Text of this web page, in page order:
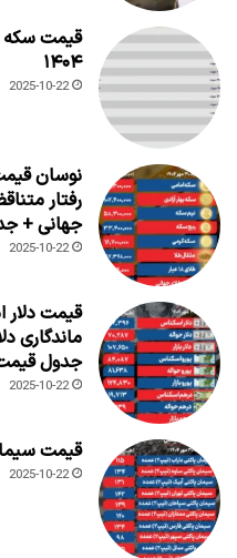
۱۴۰۴
2025-10-22
نوسان
رفتار
جهانی +
2025-10-22
جدول قیمت
2025-10-22
قیمت سیمان امروز 30
2025-10-22